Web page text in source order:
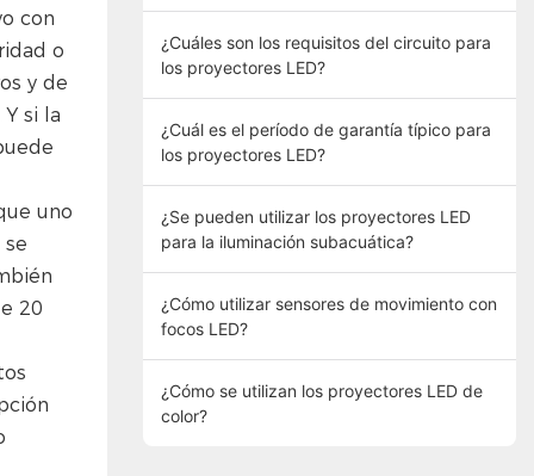
con
o
y de
si la
uno
20
¿Cuáles son los requisitos del circuito para
los proyectores LED?
¿Cuál es el período de garantía típico para
los proyectores LED?
¿Se pueden utilizar los proyectores LED
para la iluminación subacuática?
¿Cómo utilizar sensores de movimiento con
focos LED?
¿Cómo se utilizan los proyectores LED de
color?